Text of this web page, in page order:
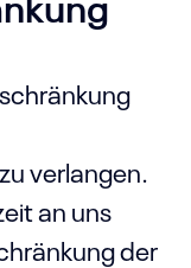
verlangen.
an uns
der